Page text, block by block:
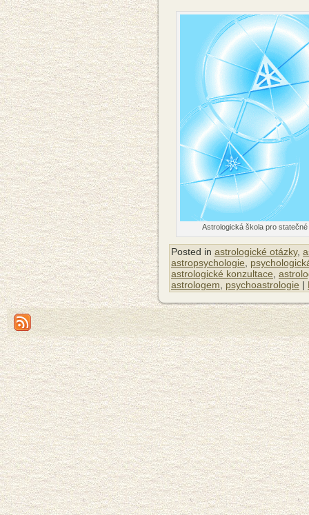
Astrologická škola pro statečné
Posted in astrologické otázky,
astropsychologie
astrologické konzultace
astrologem
psychoastrologie |